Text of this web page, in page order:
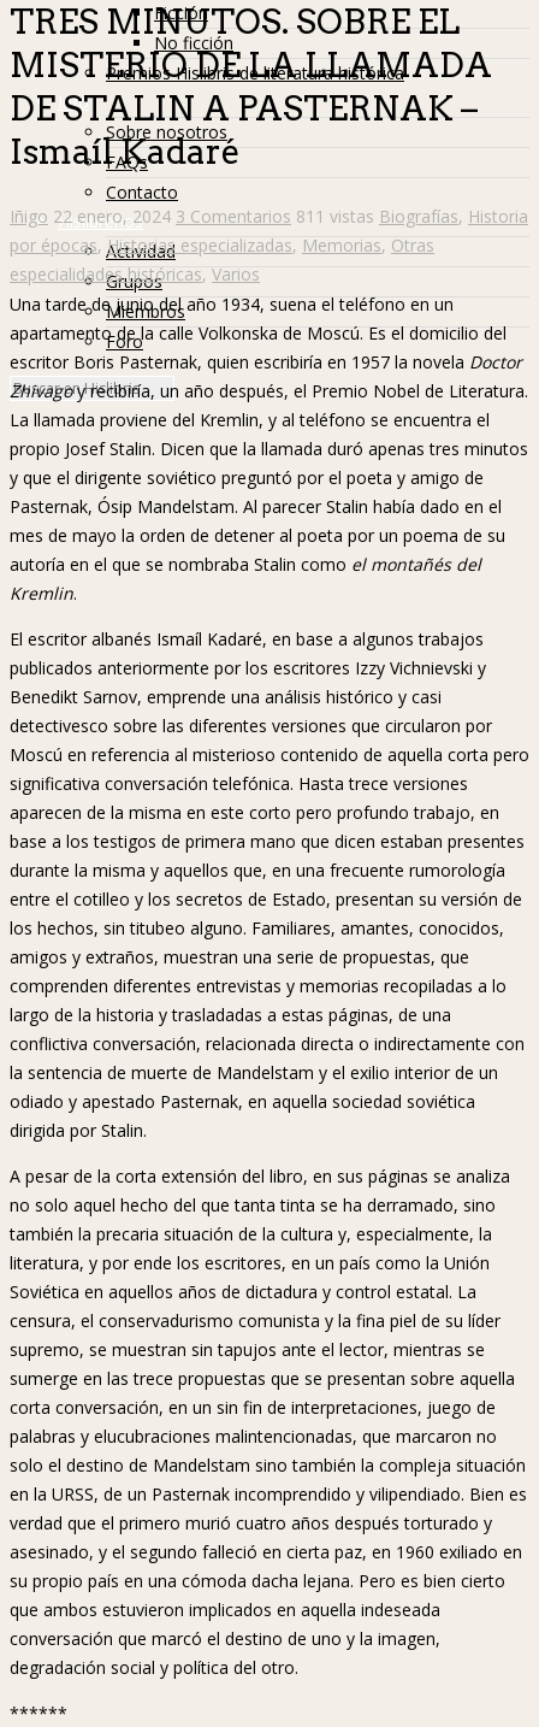
Ficción
No ficción
Premios Hislibris de literatura histórica
Info
Sobre nosotros
FAQs
Contacto
Hislibreños
Actividad
Grupos
Miembros
Foro
TRES MINUTOS. SOBRE EL
MISTERIO DE LA LLAMADA
DE STALIN A PASTERNAK –
Ismaíl Kadaré
Iñigo 22 enero, 2024 3 Comentarios 811 vistas Biografías, Historia
por épocas, Historias especializadas, Memorias, Otras
especialidades históricas, Varios
Una tarde de junio del año 1934, suena el teléfono en un
apartamento de la calle Volkonska de Moscú. Es el domicilio del
escritor Boris Pasternak, quien escribiría en 1957 la novela Doctor
Zhivagoy recibiría, un año después, el Premio Nobel de Literatura.
La llamada proviene del Kremlin, y al teléfono se encuentra el
propio Josef Stalin. Dicen que la llamada duró apenas tres minutos
y que el dirigente soviético preguntó por el poeta y amigo de
Pasternak, Ósip Mandelstam. Al parecer Stalin había dado en el
mes de mayo la orden de detener al poeta por un poema de su
autoría en el que se nombraba Stalin como el montañés del
Kremlin.
El escritor albanés Ismaíl Kadaré, en base a algunos trabajos
publicados anteriormente por los escritores Izzy Vichnievski y
Benedikt Sarnov, emprende una análisis histórico y casi
detectivesco sobre las diferentes versiones que circularon por
Moscú en referencia al misterioso contenido de aquella corta pero
significativa conversación telefónica. Hasta trece versiones
aparecen de la misma en este corto pero profundo trabajo, en
base a los testigos de primera mano que dicen estaban presentes
durante la misma y aquellos que, en una frecuente rumorología
entre el cotilleo y los secretos de Estado, presentan su versión de
los hechos, sin titubeo alguno. Familiares, amantes, conocidos,
amigos y extraños, muestran una serie de propuestas, que
comprenden diferentes entrevistas y memorias recopiladas a lo
largo de la historia y trasladadas a estas páginas, de una
conflictiva conversación, relacionada directa o indirectamente con
la sentencia de muerte de Mandelstam y el exilio interior de un
odiado y apestado Pasternak, en aquella sociedad soviética
dirigida por Stalin.
A pesar de la corta extensión del libro, en sus páginas se analiza
no solo aquel hecho del que tanta tinta se ha derramado, sino
también la precaria situación de la cultura y, especialmente, la
literatura, y por ende los escritores, en un país como la Unión
Soviética en aquellos años de dictadura y control estatal. La
censura, el conservadurismo comunista y la fina piel de su líder
supremo, se muestran sin tapujos ante el lector, mientras se
sumerge en las trece propuestas que se presentan sobre aquella
corta conversación, en un sin fin de interpretaciones, juego de
palabras y elucubraciones malintencionadas, que marcaron no
solo el destino de Mandelstam sino también la compleja situación
en la URSS, de un Pasternak incomprendido y vilipendiado. Bien es
verdad que el primero murió cuatro años después torturado y
asesinado, y el segundo falleció en cierta paz, en 1960 exiliado en
su propio país en una cómoda dacha lejana. Pero es bien cierto
que ambos estuvieron implicados en aquella indeseada
conversación que marcó el destino de uno y la imagen,
degradación social y política del otro.
******